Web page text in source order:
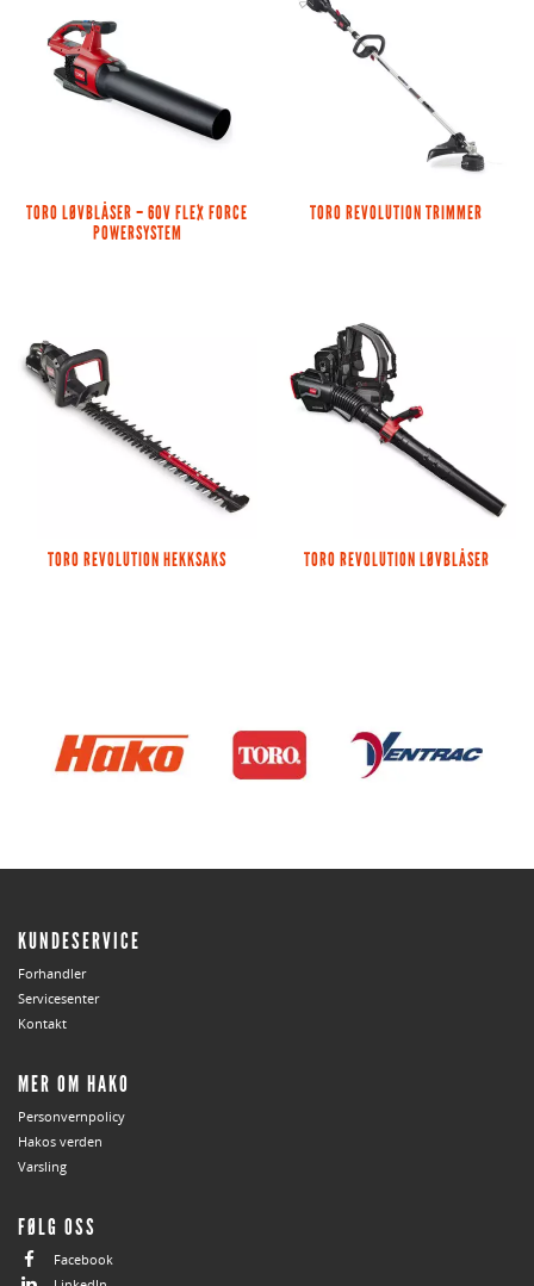
TORO LØVBLÅSER – 60V FLEX FORCE
POWERSYSTEM
TORO REVOLUTION TRIMMER
TORO REVOLUTION HEKKSAKS TORO REVOLUTION LØVBLÅSER
KUNDESERVICE
Forhandler
Servicesenter
Kontakt
MER OM HAKO
Personvernpolicy
Hakos verden
Varsling
FØLG OSS
Facebook